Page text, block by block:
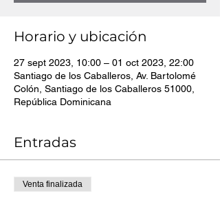
Horario y ubicación
27 sept 2023, 10:00 – 01 oct 2023, 22:00
Santiago de los Caballeros, Av. Bartolomé
Colón, Santiago de los Caballeros 51000,
República Dominicana
Entradas
Venta finalizada